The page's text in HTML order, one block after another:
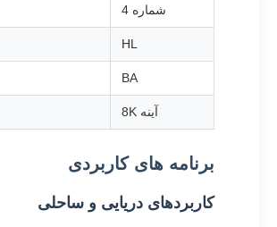
شماره 4
HL
BA
آینه 8K
برنامه های کاربردی
کاربردهای دریایی و ساحلی